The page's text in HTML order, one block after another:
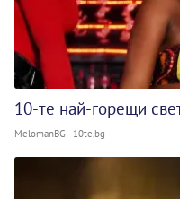
10-те най-горещи
MelomanBG - 10te.bg